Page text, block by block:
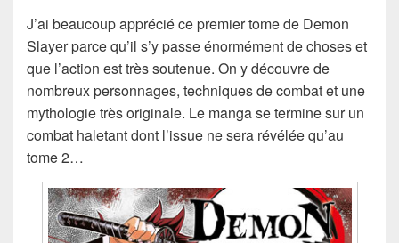
J’ai beaucoup apprécié ce premier tome de Demon
Slayer parce qu’il s’y passe énormément de choses et
que l’action est très soutenue. On y découvre de
nombreux personnages, techniques de combat et une
mythologie très originale. Le manga se termine sur un
combat haletant dont l’issue ne sera révélée qu’au
tome 2…